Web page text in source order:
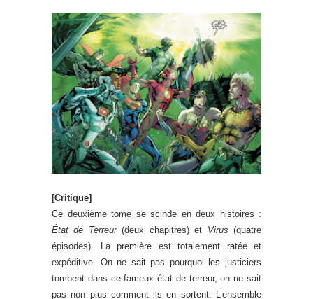
[Critique]
Ce deuxième tome se scinde en deux histoires :
État de Terreur(deux chapitres) et Virus (quatre
épisodes). La première est totalement ratée et
expéditive. On ne sait pas pourquoi les justiciers
tombent dans ce fameux état de terreur, on ne sait
pas non plus comment ils en sortent. L’ensemble